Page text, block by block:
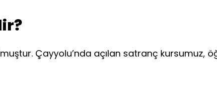
Çayyolu’nda açılan satranç kursumuz,